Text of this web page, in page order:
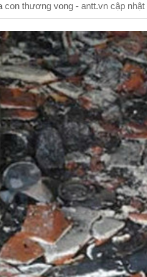
con thương vong - antt.vn cập